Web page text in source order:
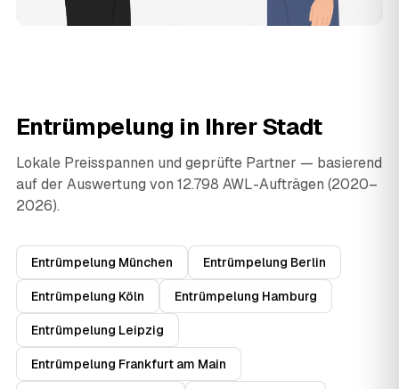
Entrümpelung in Ihrer Stadt
Lokale Preisspannen und geprüfte Partner — basierend
auf der Auswertung von 12.798 AWL-Aufträgen (2020–
2026).
Entrümpelung München Entrümpelung Berlin
Entrümpelung Köln Entrümpelung Hamburg
Entrümpelung Leipzig
Entrümpelung Frankfurt am Main